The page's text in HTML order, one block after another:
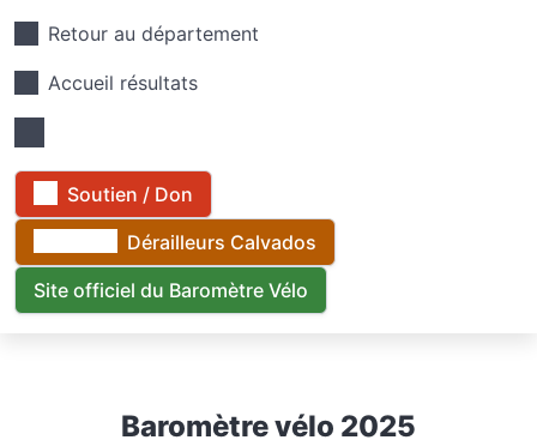
Retour au département
Accueil résultats
Soutien / Don
Dérailleurs Calvados
Site officiel du Baromètre Vélo
Baromètre vélo 2025